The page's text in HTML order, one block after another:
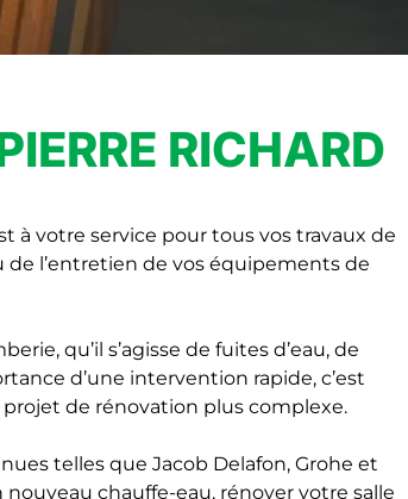
RICHARD
à votre service pour tous vos travaux de
l’entretien de vos équipements de
qu’il s’agisse de fuites d’eau, de
d’une intervention rapide, c’est
de rénovation plus complexe.
telles que Jacob Delafon, Grohe et
chauffe-eau, rénover votre salle